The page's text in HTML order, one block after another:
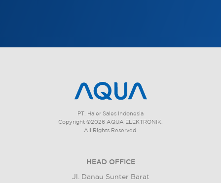
PT. Haier Sales Indonesia
Copyright ©2026 AQUA ELEKTRONIK.
All Rights Reserved.
HEAD OFFICE
Jl. Danau Sunter Barat